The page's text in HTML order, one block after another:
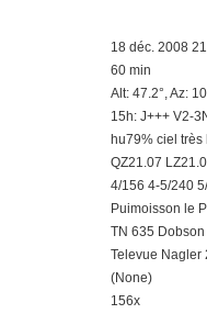
18 déc. 2008
60 min
Alt: 47.2°, Az:
15h: J+++ V2-
hu79% ciel très
QZ21.07
4/156 4-5/240
Puimoisson le
TN 635
Televue Nagler
(None)
156x